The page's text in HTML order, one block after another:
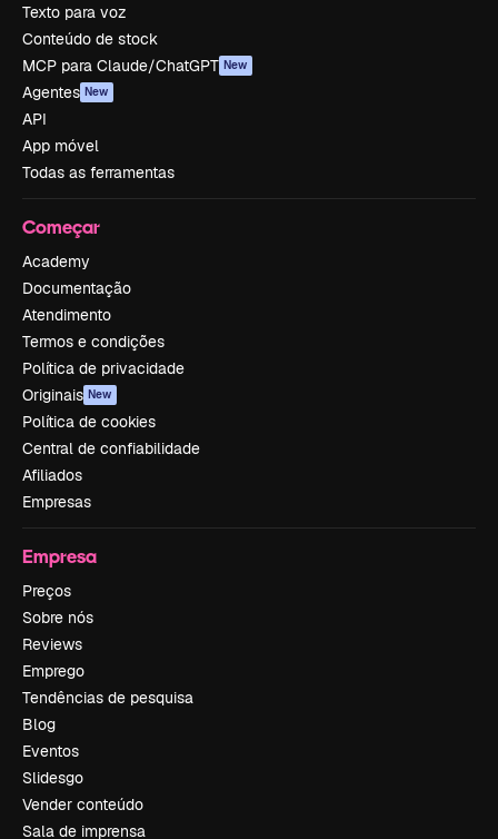
Texto para voz
Conteúdo de stock
MCP para Claude/ChatGPT New
Agentes New
API
App móvel
Todas as ferramentas
Começar
Academy
Documentação
Atendimento
Termos e condições
Política de privacidade
Originais New
Política de cookies
Central de confiabilidade
Afiliados
Empresas
Empresa
Preços
Sobre nós
Reviews
Emprego
Tendências de pesquisa
Blog
Eventos
Slidesgo
Vender conteúdo
Sala de imprensa